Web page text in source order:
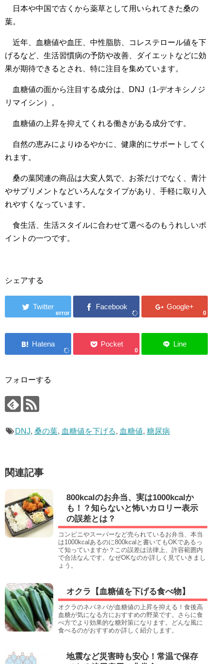
日本や中国で古くから薬草として用いられてきた桑の
葉。
近年、血糖値や血圧、中性脂肪、コレステロール値を下
げるなど、生活習慣病の予防や改善、ダイエットなどに効
果が期待できるとされ、特に注目を集めています。
血糖値の面から注目する成分は、DNJ（1-デオキシノジ
リマイシン）。
血糖値の上昇を抑えてくれる働きがある成分です。
自然の恵みによりゆるやかに、健康的にサポートしてく
れます。
桑の葉関連の商品は大変人気で、お茶だけでなく、青汁
やサプリメントなどいろんなタイプがあり、手軽に取り入
れやすくなっています。
食生活、生活スタイルに合わせて選べるのもうれしいポ
イントの一つです。
シェアする
error 0
0
フォローする
DNJ, 桑の葉, 血糖値を下げる, 血糖値, 糖尿病
関連記事
800kcalのお弁当、実は1000kcalか
も！？知らないと怖いカロリー表示
の誤差とは？
コンビニやスーパーなど売られているお弁当、本当
は1000kcalあるのに800kcalと書いてもOKであるっ
て知っていますか？この誤差は法律上、許容範囲内
で合法なんです。なぜOKなのか詳しく見ていきまし
ょう。
オクラ【血糖値を下げる食べ物】
オクラのネバネバが血糖値の上昇を抑える！食後高
血糖が気になる方におすすめの野菜です。さらに食
べ方でより効果的な糖対策になります。どんな風に
食べるのがおすすめか詳しく紹介します。
地震など災害時も安心！常温で保存